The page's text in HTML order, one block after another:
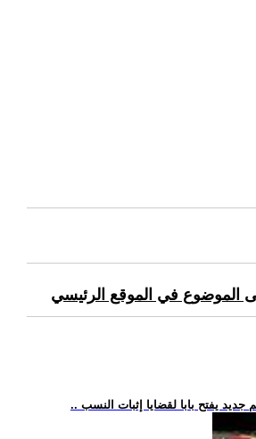
الموضوع في الموقع الرئيسي
يفتح بابا لقضايا إثبات النسب